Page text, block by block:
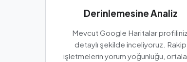
Derinlemesine Analiz
Mevcut Google Haritalar
detaylı şekilde inceliyoruz. Rakip
işletmelerin yorum yoğunluğu,